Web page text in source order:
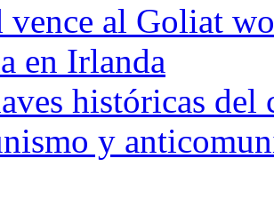
al Goliat
en Irlanda
históricas
y